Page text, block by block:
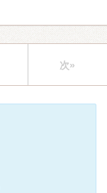
次»